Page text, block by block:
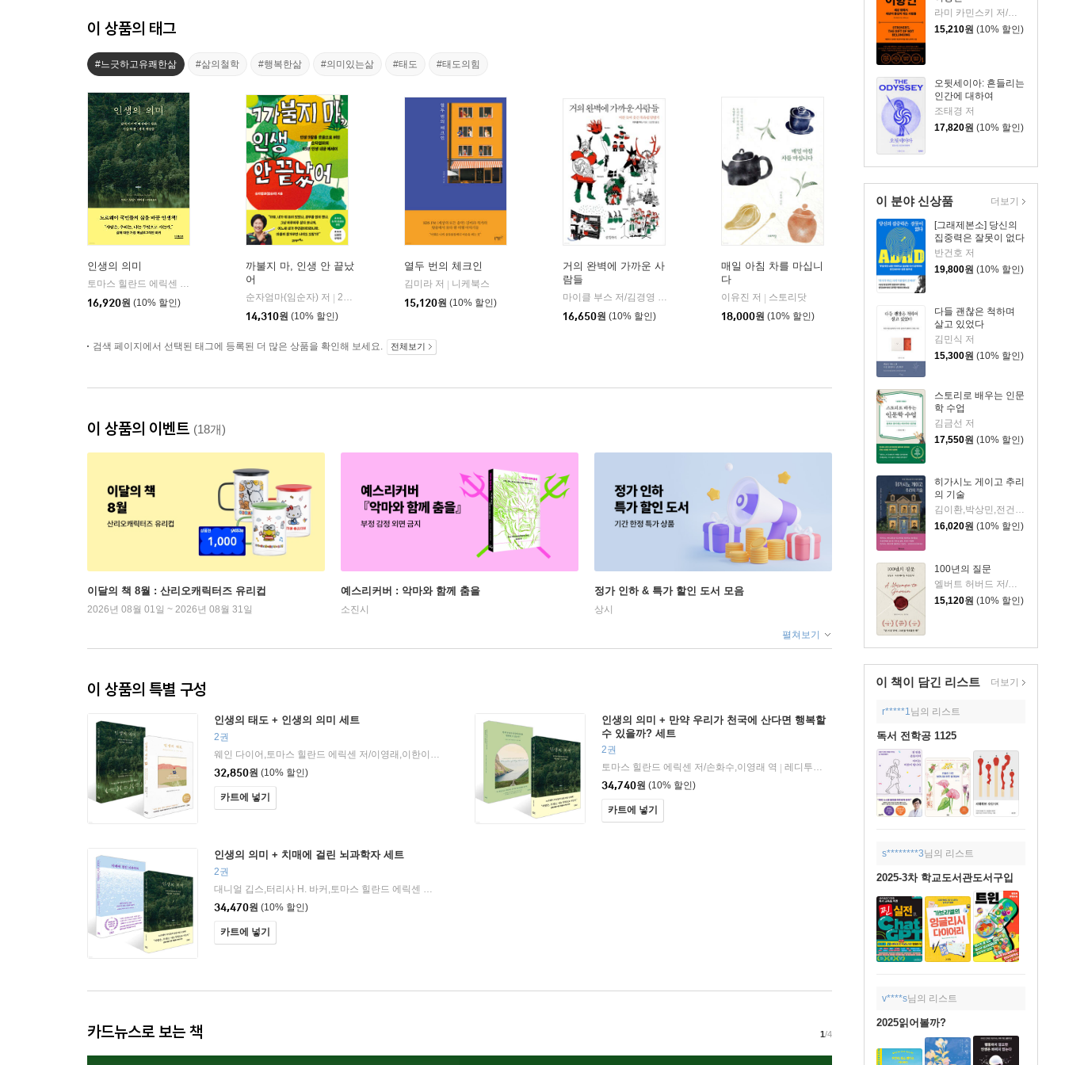
15,210원 (10% 할인)
오뒷세이아: 흔들리는
인간에 대하여
조태경 저
17,820원 (10% 할인)
이 분야 신상품
[그래제본소] 당신의
집중력은 잘못이 없다
반건호 저
19,800원 (10% 할인)
다들 괜찮은 척하며
살고 있었다
김민식 저
15,300원 (10% 할인)
스토리로 배우는 인문
학 수업
김금선 저
17,550원 (10% 할인)
히가시노 게이고 추리
의 기술
김이환,박상민,전건우,정명섭,조동신 저
16,020원 (10% 할인)
100년의 질문
15,120원 (10% 할인)
더보기
이 책이 담긴 리스트 더보기
r*****1님의 리스트
독서 전학공 1125
s********3님의 리스트
2025-3차 학교도서관도서구입
v****s님의 리스트
2025읽어볼까?
이 상품의 태그
#느긋하고유쾌한삶 #삶의철학 #행복한삶 #의미있는삶 #태도 #태도의힘
인생의 의미
토마스 힐란드 에릭센 저/이영래 역
더퀘스트
16,920원 (10% 할인)
까불지 마, 인생 안 끝났
어
순자엄마(임순자) 저
21세기북스
14,310원 (10% 할인)
열두 번의 체크인
김미라 저
니케북스
15,120원 (10% 할인)
거의 완벽에 가까운 사
람들
마이클 부스 저/김경영 역
16,650원 (10% 할인)
매일 아침 차를 마십니
다
이유진 저
스토리닷
18,000원 (10% 할인)
검색 페이지에서 선택된 태그에 등록된 더 많은 상품을 확인해 보세요. 전체보기
이 상품의 이벤트 (18개)
이달의 책 8월 : 산리오캐릭터즈 유리컵
2026년 08월 01일 ~ 2026년 08월 31일
예스리커버 : 악마와 함께 춤을
소진시
정가 인하 & 특가 할인 도서 모음
상시
펼쳐보기
이 상품의 특별 구성
인생의 태도 + 인생의 의미 세트
2권
웨인 다이어,토마스 힐란드 에릭센 저/이영래,이한이 역
더퀘스트
2024년 09월 04일
32,850원 (10% 할인)
카트에 넣기
인생의 의미 + 만약 우리가 천국에 산다면 행복할
수 있을까? 세트
2권
토마스 힐란드 에릭센 저/손화수,이영래 역
레디투다이브
2025년 03월 12일
34,740원 (10% 할인)
카트에 넣기
인생의 의미 + 치매에 걸린 뇌과학자 세트
2권
대니얼 깁스,터리사 H. 바커,토마스 힐란드 에릭센 저/이영래,정지인 역
34,470원 (10% 할인)
카트에 넣기
카드뉴스로 보는 책 1/4